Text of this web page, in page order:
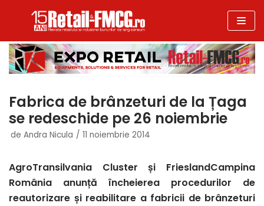
la
conținut
Fabrica de brânzeturi de la Țaga
se redeschide pe 26 noiembrie
de Andra Nicula 11 noiembrie 2014
AgroTransilvania Cluster și FrieslandCampina
România anunță încheierea procedurilor de
reautorizare și reabilitare a fabricii de brânzeturi